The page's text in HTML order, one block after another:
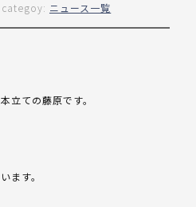
categoy: ニュース一覧
立ての藤原です。
ます。